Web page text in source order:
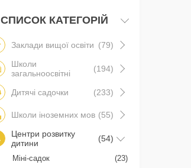
СПИСОК КАТЕГОРІЙ
Заклади вищої освіти (79)
Школи
загальноосвітні
(194)
Дитячі садочки (233)
Школи іноземних мов (55)
Центри розвитку
дитини
(54)
Міні-садок
(23)